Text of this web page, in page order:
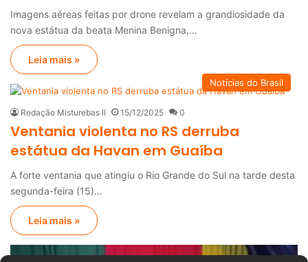
Imagens aéreas feitas por drone revelam a grandiosidade da
nova estátua da beata Menina Benigna,…
Leia mais »
Notícias do Brasil
Redação Misturebas II 15/12/2025 0
Ventania violenta no RS derruba
estátua da Havan em Guaíba
A forte ventania que atingiu o Rio Grande do Sul na tarde desta
segunda-feira (15)…
Leia mais »